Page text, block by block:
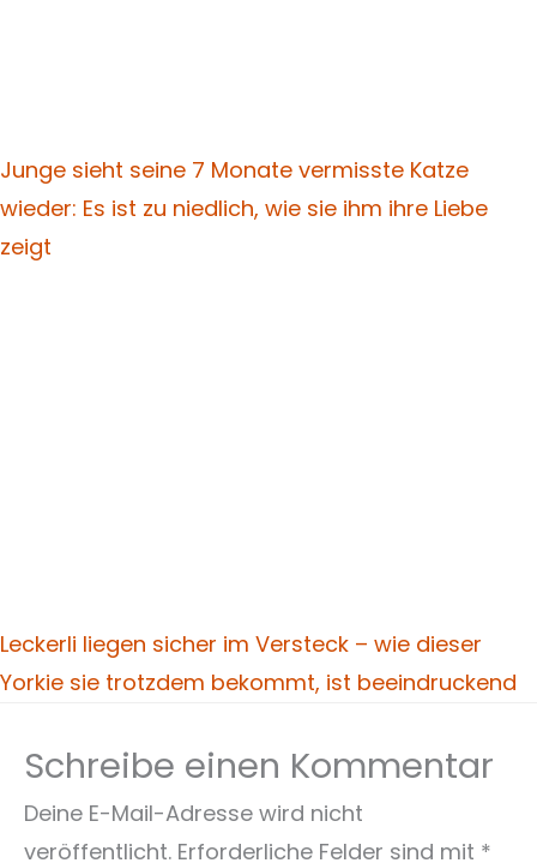
Junge sieht seine 7 Monate vermisste Katze
wieder: Es ist zu niedlich, wie sie ihm ihre Liebe
zeigt
Leckerli liegen sicher im Versteck – wie dieser
Yorkie sie trotzdem bekommt, ist beeindruckend
Schreibe einen Kommentar
Deine E-Mail-Adresse wird nicht
veröffentlicht. Erforderliche Felder sind mit *